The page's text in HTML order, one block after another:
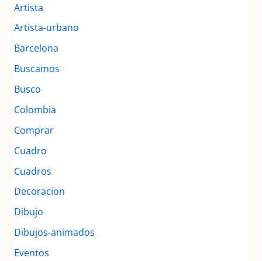
Artista
Artista-urbano
Barcelona
Buscamos
Busco
Colombia
Comprar
Cuadro
Cuadros
Decoracion
Dibujo
Dibujos-animados
Eventos